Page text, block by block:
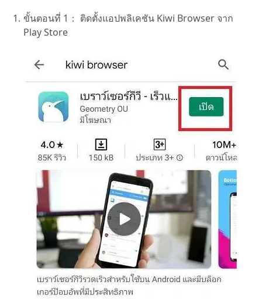
ขั้นตอนที่ 1： ติดตั้งแอปพลิเคชัน Kiwi Browser จาก
Play Store